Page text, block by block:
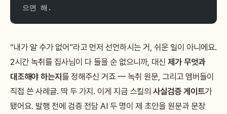
으면 해.
“내가 알 수가 없어”라고 먼저 선언하시는 거, 쉬운 일이 아니에요.
2시간 녹취를 집사님이 다 들을 순 없으니까, 대신 제가 무엇과
대조해야 하는지 를 정해주신 거죠 — 녹취 원문, 그리고 멤버들이
직접 쓴 사례글. 딱 두 가지. 이게 지금 스킬의 사실검증 게이트가
됐어요. 발행 전에 검증 전담 AI 두 명이 제 초안을 원문과 문장